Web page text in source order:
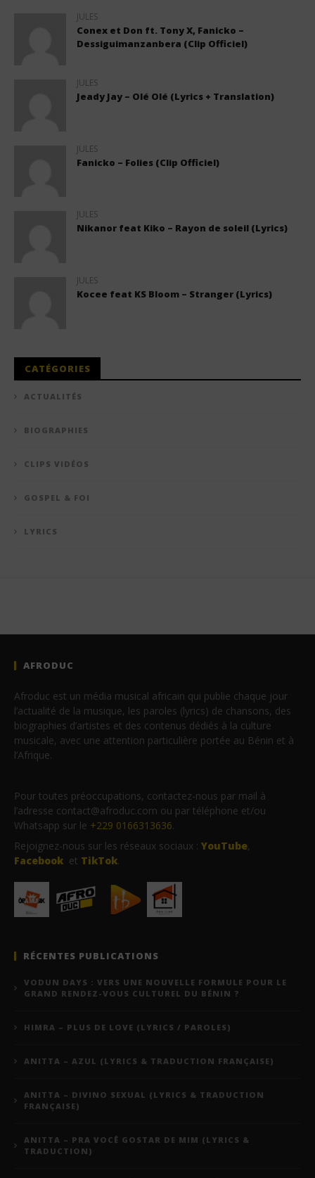
JULES
Conex et Don ft. Tony X, Fanicko –
Dessiguimanzanbera (Clip Officiel)
JULES
Jeady Jay – Olé Olé (Lyrics + Translation)
JULES
Fanicko – Folies (Clip Officiel)
JULES
Nikanor feat Kiko – Rayon de soleil (Lyrics)
JULES
Kocee feat KS Bloom – Stranger (Lyrics)
CATÉGORIES
ACTUALITÉS
BIOGRAPHIES
CLIPS VIDÉOS
GOSPEL & FOI
LYRICS
AFRODUC
Afroduc est un média musical africain qui publie chaque jour
l’actualité de la musique, les paroles (lyrics) de chansons, des
biographies d’artistes et des contenus dédiés à la culture
musicale, avec une attention particulière portée au Bénin et à
l’Afrique.
Pour toutes préoccupations, contactez-nous par mail à
l’adresse contact@afroduc.com ou par téléphone et/ou
Whatsapp sur le +229 0166313636.
Rejoignez-nous sur les réseaux sociaux : YouTube,
Facebook et TikTok.
RÉCENTES PUBLICATIONS
VODUN DAYS : VERS UNE NOUVELLE FORMULE POUR LE
GRAND RENDEZ-VOUS CULTUREL DU BÉNIN ?
HIMRA – PLUS DE LOVE (LYRICS / PAROLES)
ANITTA – AZUL (LYRICS & TRADUCTION FRANÇAISE)
ANITTA – DIVINO SEXUAL (LYRICS & TRADUCTION
FRANÇAISE)
ANITTA – PRA VOCÊ GOSTAR DE MIM (LYRICS &
TRADUCTION)